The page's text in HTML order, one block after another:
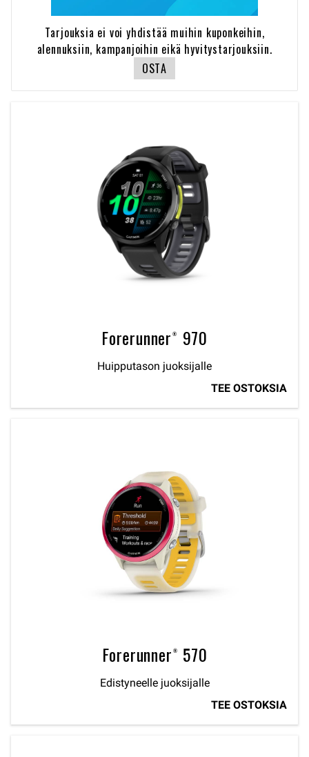
Tarjouksia ei voi yhdistää muihin kuponkeihin,
alennuksiin, kampanjoihin eikä hyvitystarjouksiin.
OSTA
Forerunner® 970
Huipputason juoksijalle
TEE OSTOKSIA
Forerunner® 570
Edistyneelle juoksijalle
TEE OSTOKSIA